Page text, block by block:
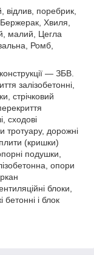
поребрик,
Хвиля,
малий, Цегла
Ромб,
― ЗБВ.
залізобетонні,
стрічковий
сходові
тротуару, дорожні
(кришки)
подушки,
опори
блоки,
бетонні і блок